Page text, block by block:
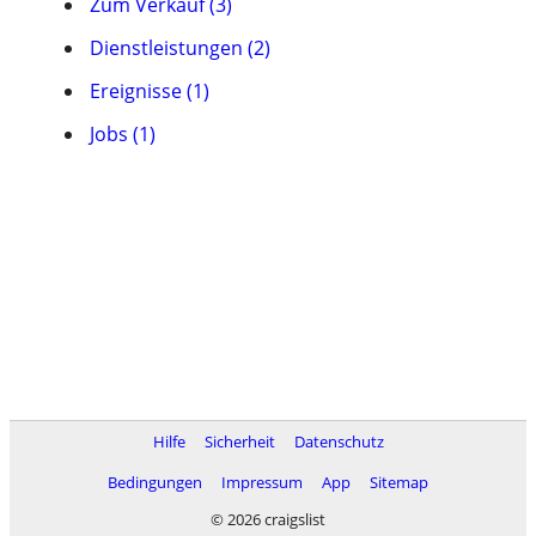
Dienstleistungen (2)
Ereignisse (1)
Jobs (1)
Hilfe Sicherheit
Datenschutz
Bedingungen
Impressum App
Sitemap
© 2026 craigslist